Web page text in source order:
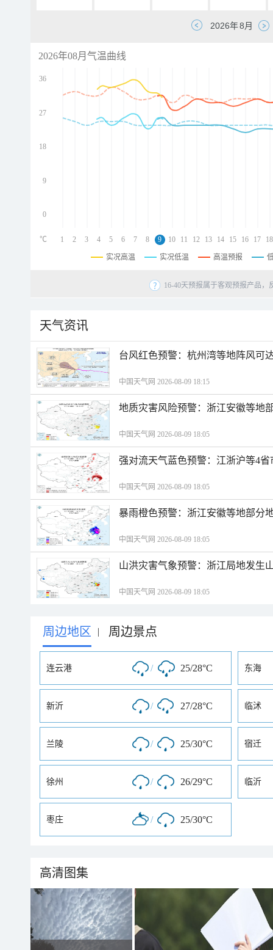
2026年08月气温曲线
36
27
18
9
0
1 2 3 4 5 6 7 8 9 10 11 12 13 14 15 16 17 18
℃
实况高温 实况低温 高温预报
16-40天预报属于客观预报产品
天气资讯
台风红色预警：杭州湾等地阵风可
中国天气网 2026-08-09 18:15
地质灾害风险预警：浙江安徽等地
中国天气网 2026-08-09 18:05
强对流天气蓝色预警：江浙沪等4
中国天气网 2026-08-09 18:05
暴雨橙色预警：浙江安徽等地部分
中国天气网 2026-08-09 18:05
山洪灾害气象预警：浙江局地发生
中国天气网 2026-08-09 18:05
周边地区 | 周边景点
连云港 / 25/28°C 东海
新沂 / 27/28°C 临沭
兰陵 / 25/30°C 宿迁
徐州 / 26/29°C 临沂
枣庄 / 25/30°C
高清图集